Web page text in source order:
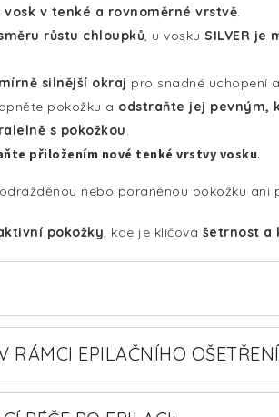
vosk v tenké a rovnoměrné vrstvě.
růstu chloupků, u vosku SILVER je
silnější okraj pro snadné uchopení
pokožku a odstraňte jej pevným,
s pokožkou.
přiložením nové tenké vrstvy vosku.
nebo poraněnou pokožku ani
pokožky, kde je klíčová šetrnost a
RÁMCI EPILAČNÍHO